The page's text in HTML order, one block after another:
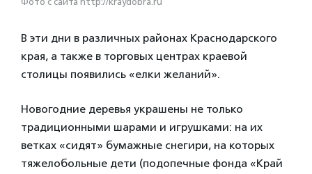
В эти дни в различных районах Краснодарского
края, а также в торговых центрах краевой
столицы появились «елки желаний».
Новогодние деревья украшены не только
традиционными шарами и игрушками: на их
ветках «сидят» бумажные снегири, на которых
тяжелобольные дети (подопечные фонда «Край